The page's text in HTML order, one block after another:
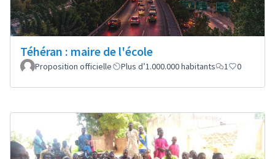
Téhéran : maire de l'école
Proposition officielle Plus d’1.000.000 habitants 1 0